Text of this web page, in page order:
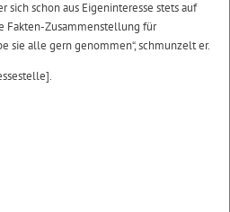
sich schon aus Eigeninteresse stets auf
Fakten-Zusammenstellung für
sie alle gern genommen“, schmunzelt er.